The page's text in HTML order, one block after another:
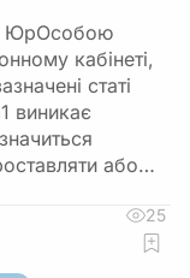
ЮрОсобою
кабінеті,
статі
виникає
або…
25